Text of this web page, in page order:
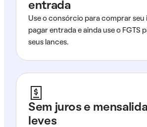
entrada
Use o consórcio para comprar seu
pagar entrada e ainda use o FGTS
seus lances.
Sem juros e
leves